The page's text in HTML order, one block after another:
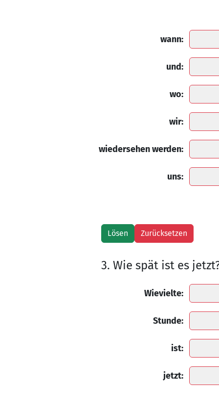
wann:
und:
wo:
wir:
wiedersehen werden:
uns:
3. Wie spät ist es
Wievielte:
Stunde:
ist:
jetzt: